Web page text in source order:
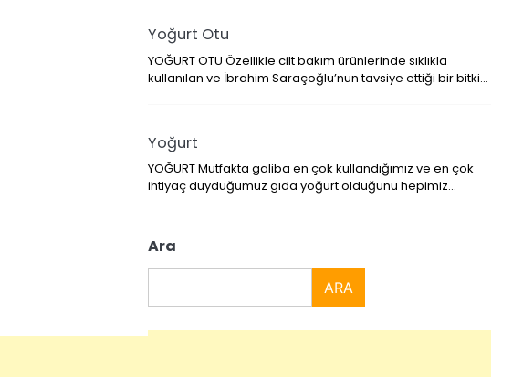
Yoğurt Otu
YOĞURT OTU Özellikle cilt bakım ürünlerinde sıklıkla
kullanılan ve İbrahim Saraçoğlu’nun tavsiye ettiği bir bitki…
Yoğurt
YOĞURT Mutfakta galiba en çok kullandığımız ve en çok
ihtiyaç duyduğumuz gıda yoğurt olduğunu hepimiz…
Ara
ARA